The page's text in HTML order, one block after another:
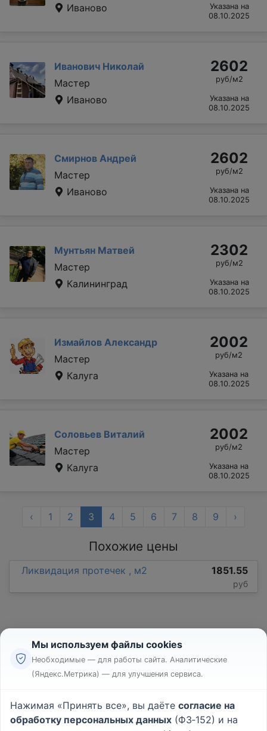
Иваново
Указана на
08.10.2025
Иванович Николай
Мастер
Иваново
2602
руб/м2
Указана на
08.10.2025
Смирнов Андрей
Мастер
Иваново
2602
руб/м2
Указана на
08.10.2025
Мунтьян Матвей
Мастер
Калининград
2302
руб/м2
Указана на
08.10.2025
Измайлов Александр
Мастер
Калуга
2002
руб/м2
Указана на
08.10.2025
Соловьев Виталий
Мастер
Калуга
2002
руб/м2
Указана на
08.10.2025
‹ 1 2 3 4 5 6 7 8 9 ›
Похожие цены
Ликвидация протечек , м2 1851.55
руб
Реклама
Пользовательское соглашение
Политика конфиденциальности
Мы используем файлы cookies
Необходимые — для работы сайта. Аналитические
(Яндекс.Метрика) — для улучшения сервиса.
Нажимая «Принять все», вы даёте согласие на
обработку персональных данных (ФЗ‑152) и на